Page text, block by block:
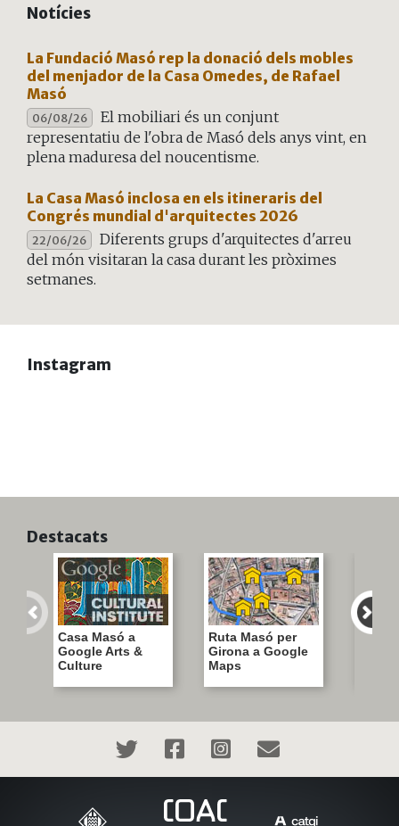
Notícies
La Fundació Masó rep la donació dels mobles
del menjador de la Casa Omedes, de Rafael
Masó
06/08/26
El mobiliari és un conjunt
representatiu de l'obra de Masó dels anys vint, en
plena maduresa del noucentisme.
La Casa Masó inclosa en els itineraris del
Congrés mundial d'arquitectes 2026
22/06/26
Diferents grups d'arquitectes d'arreu
del món visitaran la casa durant les pròximes
setmanes.
Instagram
Destacats
Casa Masó a
Google Arts &
Culture
Ruta Masó per
Girona a Google
Maps
Visita